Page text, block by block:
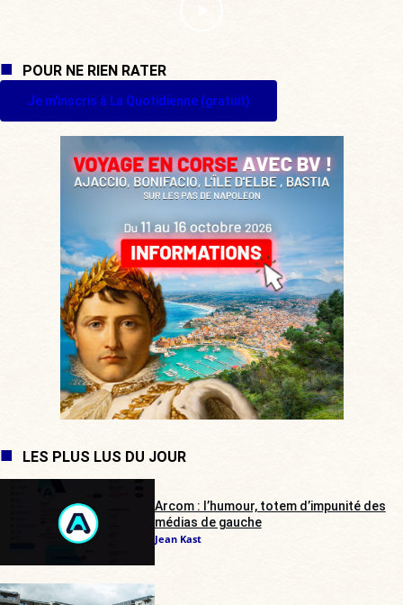
POUR NE RIEN RATER
Je m'inscris à La Quotidienne (gratuit)
LES PLUS LUS DU JOUR
Arcom : l’humour, totem d’impunité des
médias de gauche
Jean Kast